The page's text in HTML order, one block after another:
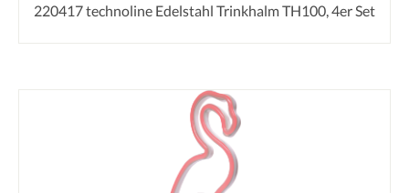
220417 technoline Edelstahl Trinkhalm TH100, 4er Set